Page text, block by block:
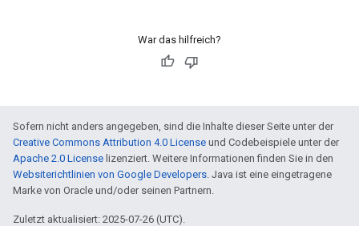
War das hilfreich?
Sofern nicht anders angegeben, sind die Inhalte dieser Seite unter der
Creative Commons Attribution 4.0 License und Codebeispiele unter der
Apache 2.0 License lizenziert. Weitere Informationen finden Sie in den
Websiterichtlinien von Google Developers. Java ist eine eingetragene
Marke von Oracle und/oder seinen Partnern.
Zuletzt aktualisiert: 2025-07-26 (UTC).